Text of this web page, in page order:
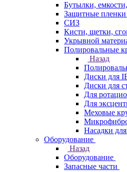
Бутылки,
Защитные пленки
СИЗ
Кисти, щетки,
Укрывной
Полировальные
Назад
Диски для
Диски для
Для
Для
Меховые
Насадки
Оборудование
Назад
Оборудование
Запасные части